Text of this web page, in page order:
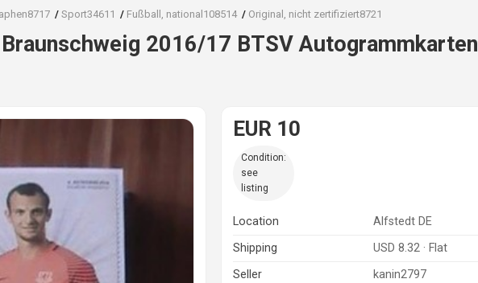
/ Sport34611 / Fußball, national108514/ Original, nicht zertifiziert8721
2016/17 BTSV Autogrammkarten
EUR 10
Condition:
see
listing
Location
Alfstedt DE
Shipping
USD 8.32 · Flat
Seller
kanin2797